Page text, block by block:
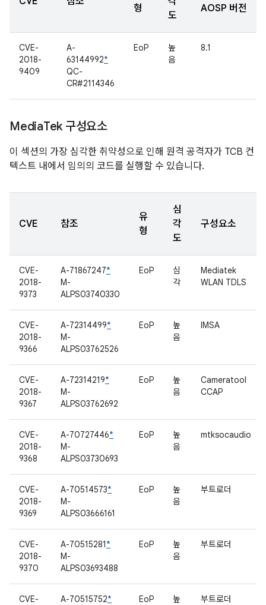
형
도
AOSP 버전
CVE-
2018-
9409
A-
63144992*
QC-
CR#2114346
EoP
높
음
8.1
MediaTek 구성요소
이 섹션의 가장 심각한 취약성으로 인해 원격 공격자가 TCB 컨
텍스트 내에서 임의의 코드를 실행할 수 있습니다.
CVE 참조
유
형
심
각
도
구성요소
CVE-
2018-
9373
A-71867247*
M-
ALPS03740330
EoP
심
각
Mediatek
WLAN TDLS
CVE-
2018-
9366
A-72314499*
M-
ALPS03762526
EoP
높
음
IMSA
CVE-
2018-
9367
A-72314219*
M-
ALPS03762692
EoP
높
음
Cameratool
CCAP
CVE-
2018-
9368
A-70727446*
M-
ALPS03730693
EoP
높
음
mtksocaudio
CVE-
2018-
9369
A-70514573*
M-
ALPS03666161
EoP
높
음
부트로더
CVE-
2018-
9370
A-70515281*
M-
ALPS03693488
EoP
높
음
부트로더
CVE-
A-70515752*
EoP
높
부트로더